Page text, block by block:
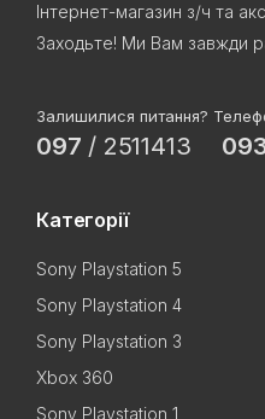
Інтернет-магазин з/ч та
Заходьте! Ми Вам завжди
Залишилися питання?
097 / 2511413
Категорії
Sony Playstation 5
Sony Playstation 4
Sony Playstation 3
Xbox 360
Sony Playstation 1